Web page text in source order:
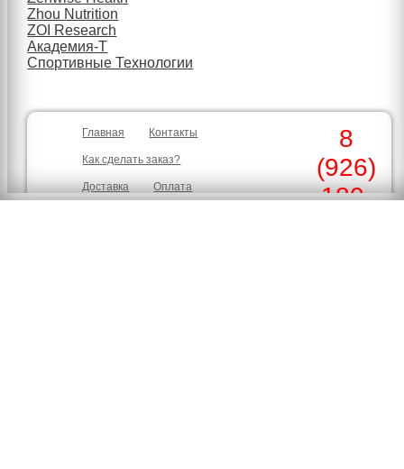
Zhou Nutrition
ZOI Research
Академия-Т
Спортивные Технологии
Главная Контакты
Как сделать заказ?
Доставка Оплата
8
(926)
180-